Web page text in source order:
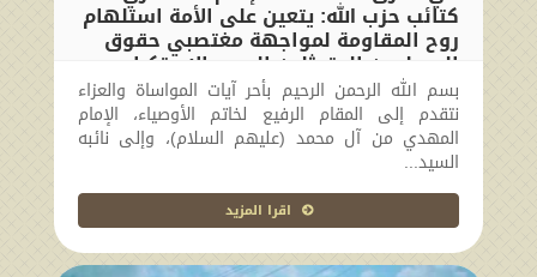
كتائب حزب الله: يتعين على الأمة استلهام
روح المقاومة لمواجهة مغتصبي حقوق
المسلمين المتمثلين اليوم بالاستكبار
العالمي
2024-09-12 12:33:06
بسم الله الرحمن الرحيم بأحر آيات المواساة والعزاء
نتقدم إلى المقام الرفيع لخاتم الأوصياء، الإمام
المهدي من آل محمد (عليهم السلام)، وإلى نائبه
السيد...
اقرا المزيد